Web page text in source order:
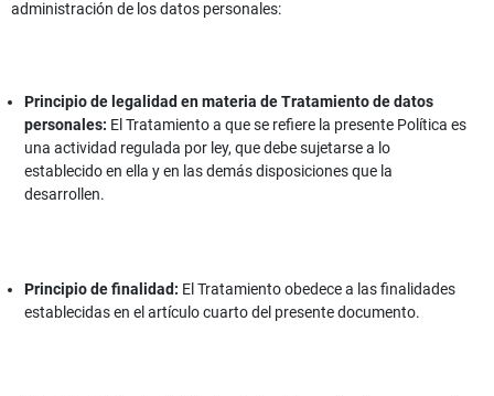
administración de los datos personales:
Principio de legalidad en materia de Tratamiento de datos
personales: El Tratamiento a que se refiere la presente Política es
una actividad regulada por ley, que debe sujetarse a lo
establecido en ella y en las demás disposiciones que la
desarrollen.
Principio de finalidad: El Tratamiento obedece a las finalidades
establecidas en el artículo cuarto del presente documento.